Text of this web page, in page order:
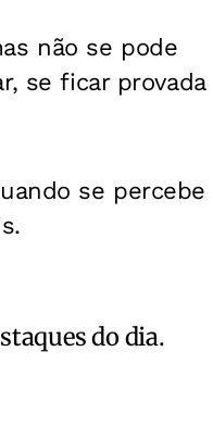
não se pode
se ficar provada
se percebe
do dia.